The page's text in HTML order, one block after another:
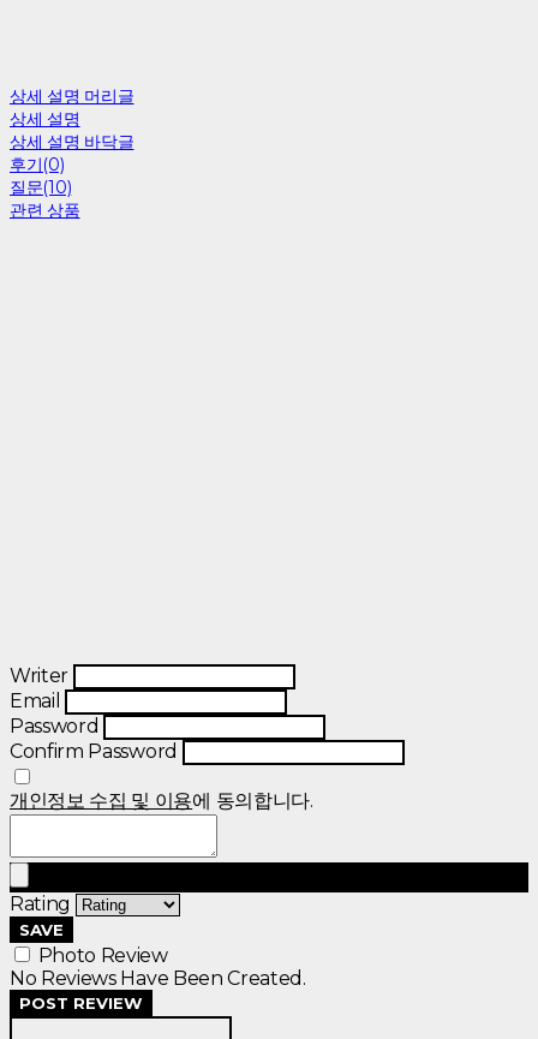
상세 설명 머리글
상세 설명
상세 설명 바닥글
후기(0)
질문(10)
관련 상품
Writer
Email
Password
Confirm Password
개인정보 수집 및 이용에 동의합니다.
Rating
SAVE
Photo Review
No Reviews Have Been Created.
POST REVIEW